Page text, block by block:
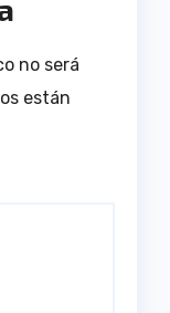
no será
están